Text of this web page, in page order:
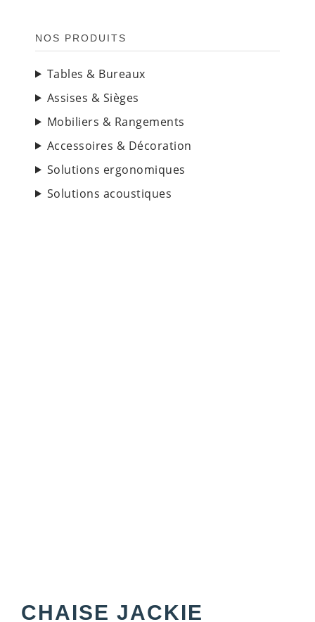
CHAISE JACKIE
NOS PRODUITS
Tables & Bureaux
Assises & Sièges
Mobiliers & Rangements
Accessoires & Décoration
Solutions ergonomiques
Solutions acoustiques